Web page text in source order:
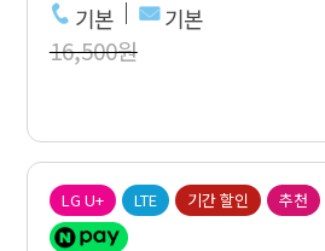
기본 기본
16,500원
LG U+ LTE 기간 할인 추천